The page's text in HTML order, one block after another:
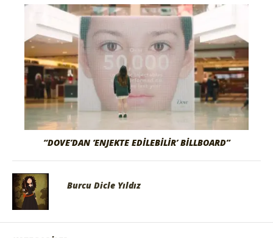
“DOVE’DAN ‘ENJEKTE EDILEBILIR’ BILLBOARD”
Burcu Dicle Yıldız